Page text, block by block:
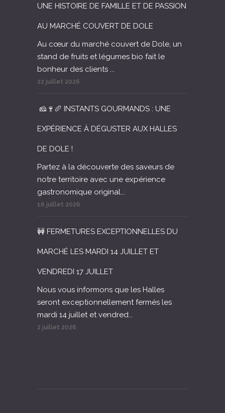
UNE HISTOIRE DE FAMILLE ET DE PASSION
AU MARCHÉ COUVERT DE DOLE
Au cœur du marché couvert de Dole, un
stand de fruits et légumes bio fait le
bonheur des clients ...
22 juillet 2026
🧀🍷🥖 INSTANTS GOURMANDS : UNE
EXPÉRIENCE À DÉGUSTER AUX HALLES
DE DOLE !
Partez à la découverte des saveurs de
notre territoire avec une expérience
gastronomique original...
16 juillet 2026
🚧 FERMETURES EXCEPTIONNELLES DU
MARCHÉ LES MARDI 14 JUILLET ET
VENDREDI 17 JUILLET
Nous vous informons que les Halles
seront exceptionnellement fermés les
mardi 14 juillet et vendred...
2 juillet 2026